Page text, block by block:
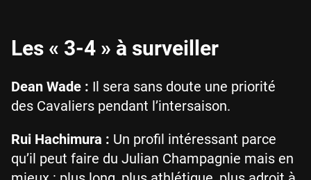
Les « 3-4 » à surveiller
Dean Wade : Il sera sans doute une priorité
des Cavaliers pendant l’intersaison.
Rui Hachimura : Un profil intéressant parce
qu’il peut faire du Julian Champagnie mais en